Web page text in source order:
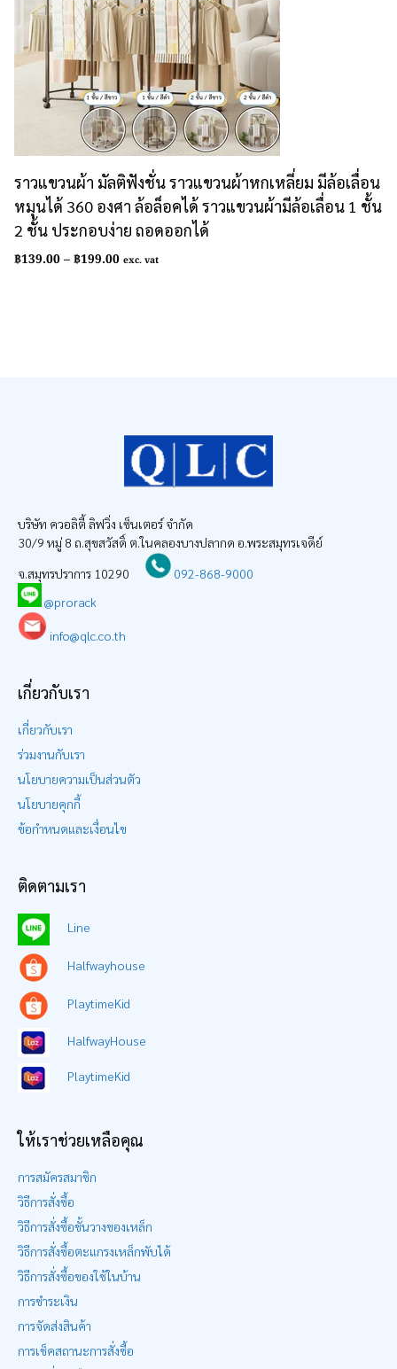
ราวแขวนผ้า มัลติฟังชั่น ราวแขวนผ้าหกเหลี่ยม มีล้อเลื่อน
หมุนได้ 360 องศา ล้อล็อคได้ ราวแขวนผ้ามีล้อเลื่อน 1 ชั้น
2 ชั้น ประกอบง่าย ถอดออกได้
฿139.00–฿199.00Price
exc. vat
บริษัท ควอลิตี้ ลิฟวิ่ง เซ็นเตอร์ จำกัด
30/9 หมู่ 8 ถ.สุขสวัสดิ์ ต.ในคลองบางปลากด อ.พระสมุทรเจดีย์
จ.สมุทรปราการ 10290
092-868-9000
@prorack
info@qlc.co.th
เกี่ยวกับเรา
เกี่ยวกับเรา
ร่วมงานกับเรา
นโยบายความเป็นส่วนตัว
นโยบายคุกกี้
ข้อกำหนดและเงื่อนไข
ติดตามเรา
Line
Halfwayhouse
PlaytimeKid
HalfwayHouse
PlaytimeKid
ให้เราช่วยเหลือคุณ
การสมัครสมาชิก
วิธีการสั่งซื้อ
วิธีการสั่งซื้อชั้นวางของเหล็ก
วิธีการสั่งซื้อตะแกรงเหล็กพับได้
วิธีการสั่งซื้อของใช้ในบ้าน
การชำระเงิน
การจัดส่งสินค้า
การเช็คสถานะการสั่งซื้อ